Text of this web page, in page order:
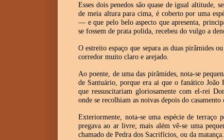
Esses dois penedos são quase de igual altitude,
de meia altura para cima, é coberto por uma
— e que pelo belo aspecto que apresenta,
se fossem de prata polida, recebeu do vulgo a
O estreito espaço que separa as duas pirâmides
corredor muito claro e arejado.
Ao poente, de uma das pirâmides, nota-se
de Santuário, porque era ai que o fanático
que ressuscitariam gloriosamente com el-rei
onde se recolhiam as noivas depois do
Exteriormente, nota-se uma espécie de
pregava ao ar livre; mais além vê-se uma
chamado de Pedra dos Sacrifícios, ou da matança.